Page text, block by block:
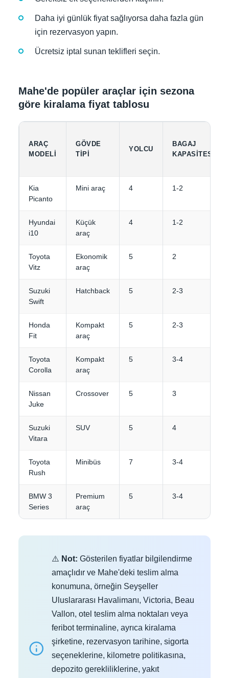
Daha iyi günlük fiyat sağlıyorsa daha fazla gün
için rezervasyon yapın.
Ücretsiz iptal sunan teklifleri seçin.
Mahe'de popüler araçlar için sezona
göre kiralama fiyat tablosu
ARAÇ
MODELI
GÖVDE
TIPI
YOLCU
BAGAJ
KAPASITESI
Kia
Picanto
Mini araç 4 1-2
Hyundai
i10
Küçük
araç
4 1-2
Toyota
Vitz
Ekonomik
araç
5 2
Suzuki
Swift
Hatchback 5 2-3
Honda
Fit
Kompakt
araç
5 2-3
Toyota
Corolla
Kompakt
araç
5 3-4
Nissan
Juke
Crossover 5 3
Suzuki
Vitara
SUV 5 4
Toyota
Rush
Minibüs 7 3-4
BMW 3
Series
Premium
araç
5 3-4
⚠️ Not: Gösterilen fiyatlar bilgilendirme
amaçlıdır ve Mahe'deki teslim alma
konumuna, örneğin Seyşeller
Uluslararası Havalimanı, Victoria, Beau
Vallon, otel teslim alma noktaları veya
feribot terminaline, ayrıca kiralama
şirketine, rezervasyon tarihine, sigorta
seçeneklerine, kilometre politikasına,
depozito gerekliliklerine, yakıt